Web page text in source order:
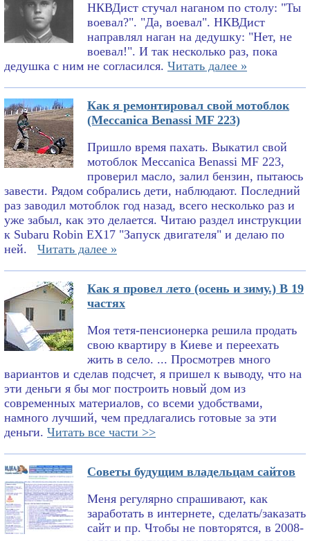
НКВДист стучал наганом по столу: "Ты
воевал?". "Да, воевал". НКВДист
направлял наган на дедушку: "Нет, не
воевал!". И так несколько раз, пока
дедушка с ним не согласился. Читать далее »
Как я ремонтировал свой мотоблок
(Meccanica Benassi MF 223)
Пришло время пахать. Выкатил свой
мотоблок Meccanica Benassi MF 223,
проверил масло, залил бензин, пытаюсь
завести. Рядом собрались дети, наблюдают. Последний
раз заводил мотоблок год назад, всего несколько раз и
уже забыл, как это делается. Читаю раздел инструкции
к Subaru Robin EX17 "Запуск двигателя" и делаю по
ней.
Читать далее »
Как я провел лето (осень и зиму.) В 19
частях
Моя тетя-пенсионерка решила продать
свою квартиру в Киеве и переехать
жить в село. ... Просмотрев много
вариантов и сделав подсчет, я пришел к выводу, что на
эти деньги я бы мог построить новый дом из
современных материалов, со всеми удобствами,
намного лучший, чем предлагались готовые за эти
деньги. Читать все части >>
Советы будущим владельцам сайтов
Меня регулярно спрашивают, как
заработать в интернете, сделать/заказать
сайт и пр. Чтобы не повторятся, в 2008-